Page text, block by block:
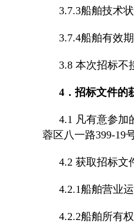
3.7.3船舶技术
3.7.4船舶有效
3.8 本次招标不
4．招标文件的
4.1 凡有意参加
蓉区八一路399-19
4.2 获取招标文
4.2.1船舶营业
4.2.2船舶所有